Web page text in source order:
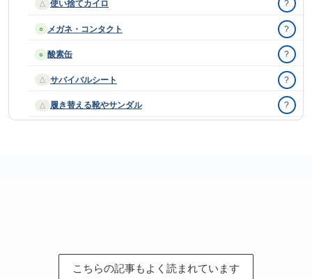
△ 使い捨てカイロ ?
○ メガネ・コンタクト ?
○ 酸素缶 ?
△ サバイバルシート ?
△ 履き替える靴やサンダル ?
こちらの記事もよく読まれています